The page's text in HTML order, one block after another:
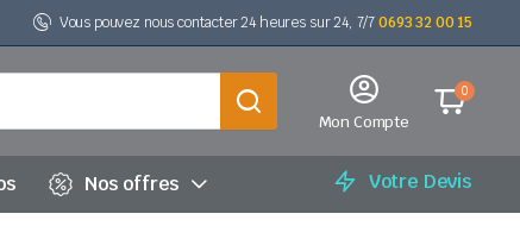
Vous pouvez nous contacter 24 heures sur 24, 7/70693 32 00 15
Mon Compte
0
Nos offres Votre Devis